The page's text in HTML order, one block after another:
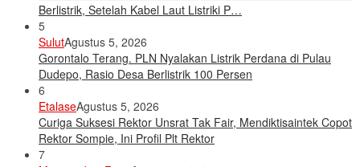
Berlistrik, Setelah Kabel Laut Listriki P…
5
SulutAgustus 5, 2026
Gorontalo Terang. PLN Nyalakan Listrik Perdana di Pulau
Dudepo, Rasio Desa Berlistrik 100 Persen
6
EtalaseAgustus 5, 2026
Curiga Suksesi Rektor Unsrat Tak Fair, Mendiktisaintek Copot
Rektor Sompie, Ini Profil Plt Rektor
7